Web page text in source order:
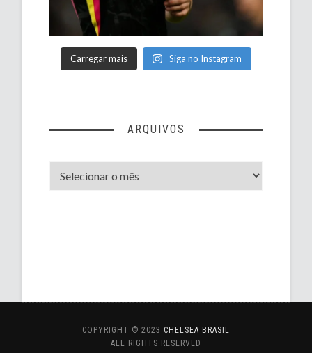
Carregar mais Siga no Instagram
ARQUIVOS
COPYRIGHT © 2023 CHELSEA BRASIL
ALL RIGHTS RESERVED